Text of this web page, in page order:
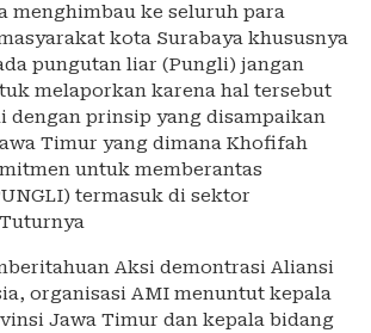
menghimbau ke seluruh para
kota Surabaya khususnya
pungutan liar (Pungli) jangan
melaporkan karena hal tersebut
dengan prinsip yang disampaikan
Timur yang dimana Khofifah
untuk memberantas
termasuk di sektor
Aksi demontrasi Aliansi
organisasi AMI menuntut kepala
Jawa Timur dan kepala bidang